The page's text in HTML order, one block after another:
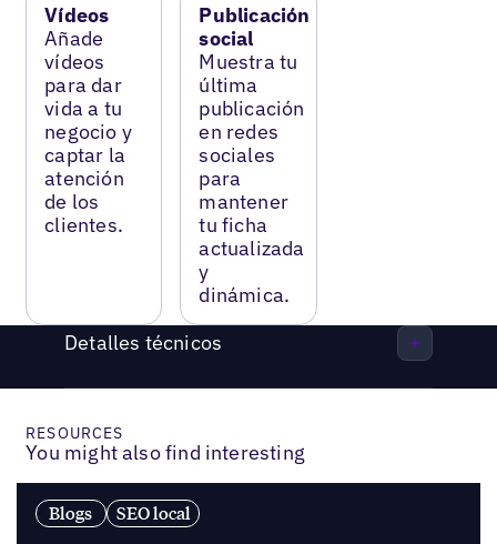
Vídeos
Añade
vídeos
para dar
vida a tu
negocio y
captar la
atención
de los
clientes.
Publicación
social
Muestra tu
última
publicación
en redes
sociales
para
mantener
tu ficha
actualizada
y
dinámica.
Detalles técnicos
RESOURCES
You might also find interesting
Blogs SEO local